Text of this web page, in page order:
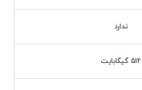
ندارد
512 گیگابایت